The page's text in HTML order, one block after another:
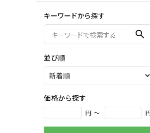
バイオリン
クラシックギター
弦楽器小物
キーワードから探す
search
並び順
価格から探す
円 ～